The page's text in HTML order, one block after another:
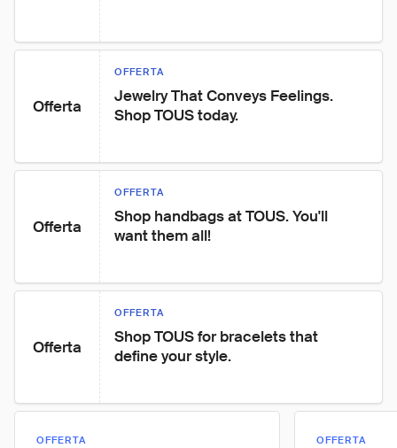
Offerta
OFFERTA
Jewelry That Conveys Feelings.
Shop TOUS today.
Offerta
OFFERTA
Shop handbags at TOUS. You'll
want them all!
Offerta
OFFERTA
Shop TOUS for bracelets that
define your style.
OFFERTA OFFERTA